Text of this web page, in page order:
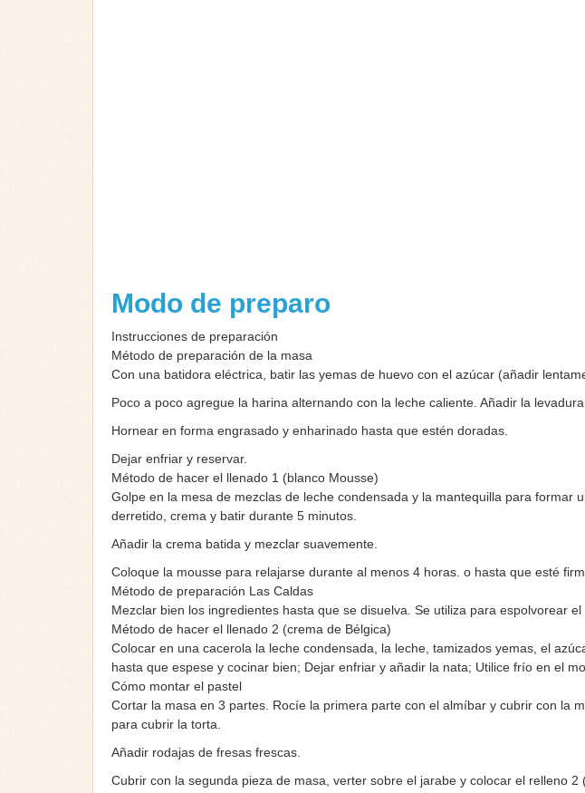
Modo de preparo
Instrucciones de preparación
Método de preparación de la masa
Con una batidora eléctrica, batir las yemas de huevo con el azúcar (añadir
Poco a poco agregue la harina alternando con la leche caliente. Añadir la
Hornear en forma engrasado y enharinado hasta que estén doradas.
Dejar enfriar y reservar.
Método de hacer el llenado 1 (blanco Mousse)
Golpe en la mesa de mezclas de leche condensada y la mantequilla para formar
derretido, crema y batir durante 5 minutos.
Añadir la crema batida y mezclar suavemente.
Coloque la mousse para relajarse durante al menos 4 horas. o hasta que esté
Método de preparación Las Caldas
Mezclar bien los ingredientes hasta que se disuelva. Se utiliza para espolvorear el
Método de hacer el llenado 2 (crema de Bélgica)
Colocar en una cacerola la leche condensada, la leche, tamizados yemas, el
hasta que espese y cocinar bien; Dejar enfriar y añadir la nata; Utilice frío en el
Cómo montar el pastel
Cortar la masa en 3 partes. Rocíe la primera parte con el almíbar y cubrir con la
para cubrir la torta.
Añadir rodajas de fresas frescas.
Cubrir con la segunda pieza de masa, verter sobre el jarabe y colocar el relleno 2